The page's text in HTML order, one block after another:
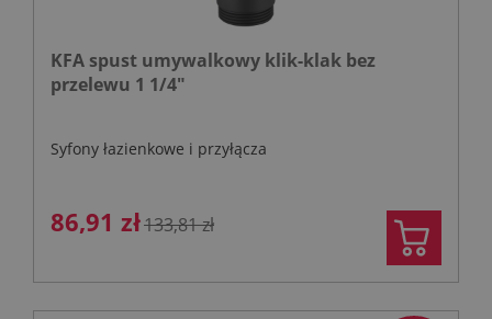
KFA spust umywalkowy klik-klak bez
przelewu 1 1/4"
Syfony łazienkowe i przyłącza
86,91 zł133,81 zł